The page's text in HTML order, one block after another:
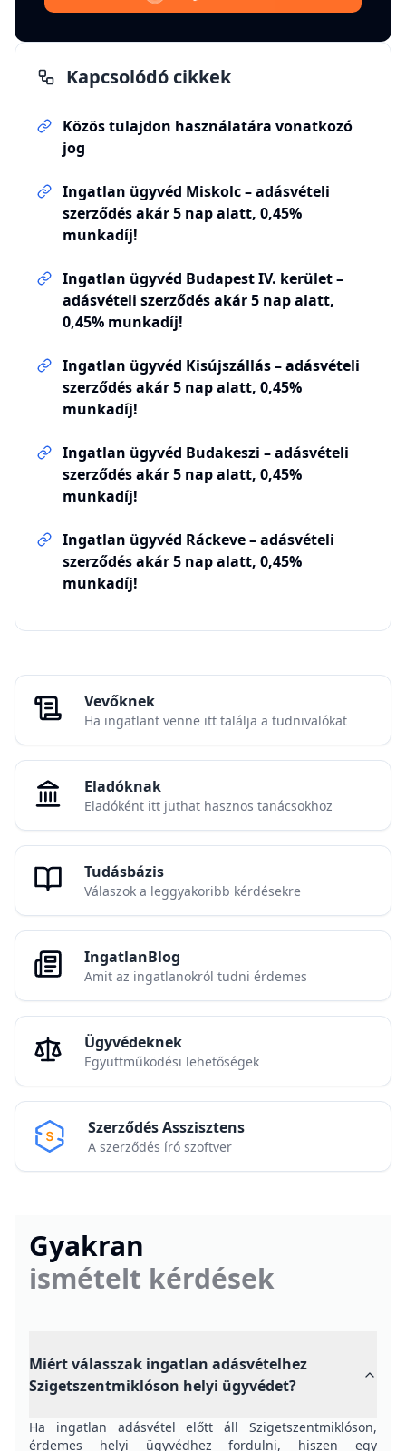
Kapcsolódó cikkek
Közös tulajdon használatára vonatkozó
jog
Ingatlan ügyvéd Miskolc – adásvételi
szerződés akár 5 nap alatt, 0,45%
munkadíj!
Ingatlan ügyvéd Budapest IV. kerület –
adásvételi szerződés akár 5 nap alatt,
0,45% munkadíj!
Ingatlan ügyvéd Kisújszállás – adásvételi
szerződés akár 5 nap alatt, 0,45%
munkadíj!
Ingatlan ügyvéd Budakeszi – adásvételi
szerződés akár 5 nap alatt, 0,45%
munkadíj!
Ingatlan ügyvéd Ráckeve – adásvételi
szerződés akár 5 nap alatt, 0,45%
munkadíj!
Vevőknek
Ha ingatlant venne itt találja a tudnivalókat
Eladóknak
Eladóként itt juthat hasznos tanácsokhoz
Tudásbázis
Válaszok a leggyakoribb kérdésekre
IngatlanBlog
Amit az ingatlanokról tudni érdemes
Ügyvédeknek
Együttműködési lehetőségek
Szerződés Asszisztens
A szerződés író szoftver
Gyakran
ismételt kérdések
Miért válasszak ingatlan adásvételhez
Szigetszentmiklóson helyi ügyvédet?
Ha ingatlan adásvétel előtt áll Szigetszentmiklóson,
érdemes helyi ügyvédhez fordulni, hiszen egy